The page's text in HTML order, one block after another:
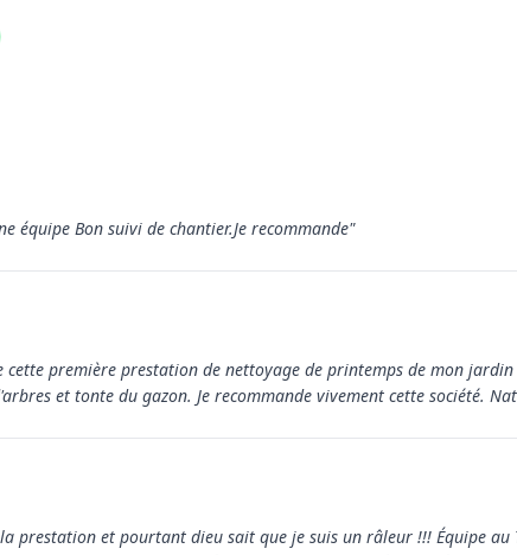
équipe Bon suivi de chantier.Je recommande"
cette première prestation de nettoyage de printemps de mon
et tonte du gazon. Je recommande vivement cette société.
prestation et pourtant dieu sait que je suis un râleur !!! Équipe au